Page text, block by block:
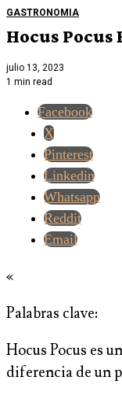
GASTRONOMIA
Hocus
julio 13, 2023
1 min read
Facebook
X
Pinterest
Linkedin
Whatsapp
Reddit
Email
«
Palabras clave:
Hocus Pocus es
diferencia de un